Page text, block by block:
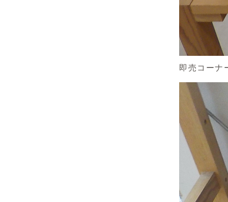
即売コーナ